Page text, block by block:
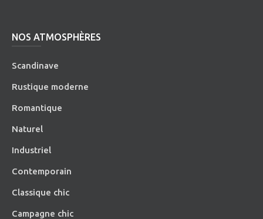
NOS ATMOSPHÈRES
Scandinave
Rustique moderne
Romantique
Naturel
Industriel
Contemporain
Classique chic
Campagne chic